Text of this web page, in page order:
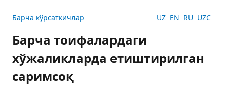
Барча кўрсаткичлар UZ EN RU UZC
Барча тоифалардаги
хўжаликларда етиштирилган
саримсоқ